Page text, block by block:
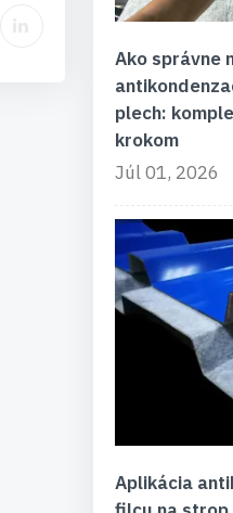
Ako správne
plech:
krokom
Júl 01, 2026
Aplikácia